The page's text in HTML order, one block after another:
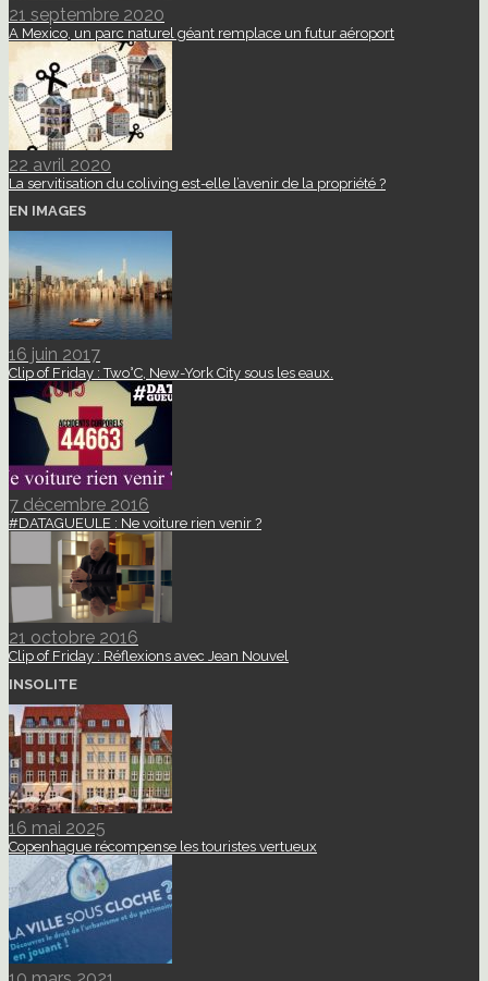
21 septembre 2020
A Mexico, un parc naturel géant remplace un futur aéroport
22 avril 2020
La servitisation du coliving est-elle l’avenir de la propriété ?
EN IMAGES
16 juin 2017
Clip of Friday : Two°C, New-York City sous les eaux.
7 décembre 2016
#DATAGUEULE : Ne voiture rien venir ?
21 octobre 2016
Clip of Friday : Réflexions avec Jean Nouvel
INSOLITE
16 mai 2025
Copenhague récompense les touristes vertueux